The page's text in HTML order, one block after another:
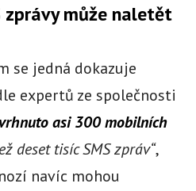
zprávy může naletět
se jedná dokazuje
expertů ze společnosti
asi 300 mobilních
deset tisíc SMS zpráv“,
navíc mohou